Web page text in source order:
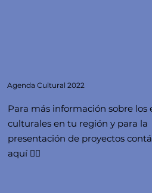
Agenda Cultural 2022
Para más información sobre los
culturales en tu región y para la
presentación de proyectos
aquí 👇🏻